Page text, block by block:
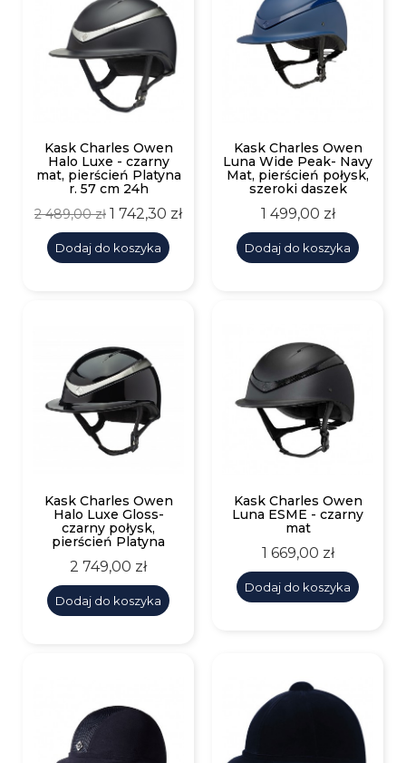
Kask Charles Owen
Halo Luxe - czarny
mat, pierścień Platyna
r. 57 cm 24h
Cena
podstawowa
2 489,00 zł Cena
1 742,30 zł
Dodaj do koszyka
Kask Charles Owen
Luna Wide Peak- Navy
Mat, pierścień połysk,
szeroki daszek
Cena
1 499,00 zł
Dodaj do koszyka
Kask Charles Owen
Halo Luxe Gloss-
czarny połysk,
pierścień Platyna
Cena
2 749,00 zł
Dodaj do koszyka
Kask Charles Owen
Luna ESME - czarny
mat
Cena
1 669,00 zł
Dodaj do koszyka